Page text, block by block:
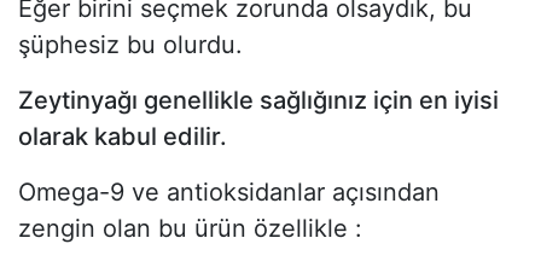
Eğer birini seçmek zorunda olsaydık, bu
şüphesiz bu olurdu.
Zeytinyağı genellikle sağlığınız için en iyisi
olarak kabul edilir.
Omega-9 ve antioksidanlar açısından
zengin olan bu ürün özellikle :